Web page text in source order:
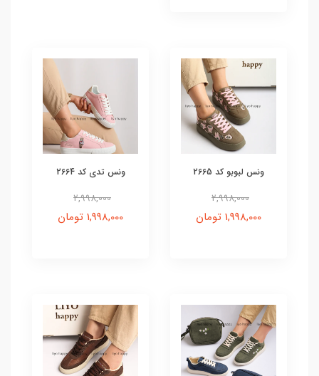
ونس لبوبو کد 2665
2,998,000
1,998,000 تومان
ونس تدی کد 2664
2,998,000
1,998,000 تومان